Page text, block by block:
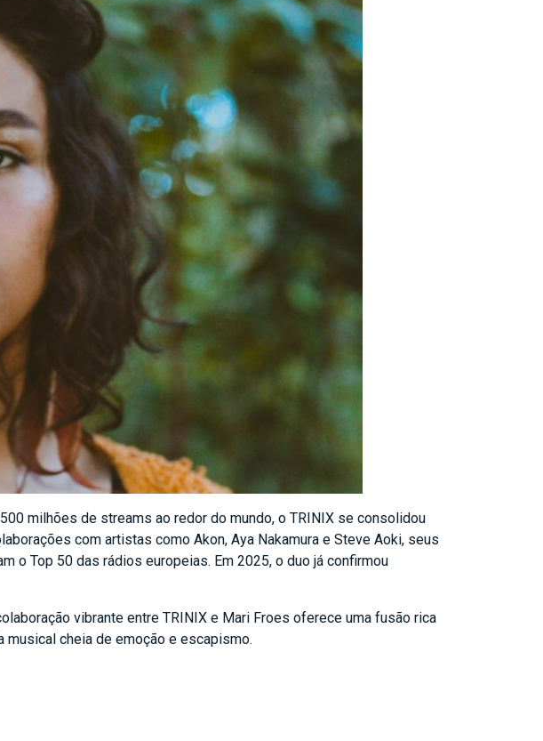
milhões de streams ao redor do mundo, o TRINIX se consolidou
com artistas como Akon, Aya Nakamura e Steve Aoki, seus
o Top 50 das rádios europeias. Em 2025, o duo já confirmou
vibrante entre TRINIX e Mari Froes oferece uma fusão rica
cheia de emoção e escapismo.